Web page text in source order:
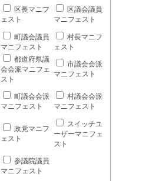
区長マニフ
ェスト
区議会議員
マニフェスト
町議会議員
マニフェスト
村長マニフ
ェスト
都道府県議
会会派マニフェ
スト
市議会会派
マニフェスト
町議会会派
マニフェスト
村議会会派
マニフェスト
政党マニフ
ェスト
スイッチユ
ーザーマニフェ
スト
参議院議員
マニフェスト